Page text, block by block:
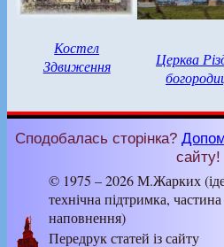
Костел
Здвиження
Церква
Сподобалась сторінка?
сайту!
© 1975 – 2026 М.Жарких
технічна підтримка, частина
наповнення)
Передрук статей із сайту